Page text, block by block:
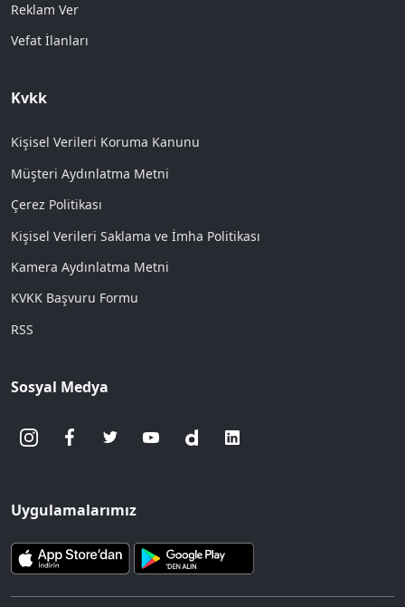
Reklam Ver
Vefat İlanları
Kvkk
Kişisel Verileri Koruma Kanunu
Müşteri Aydınlatma Metni
Çerez Politikası
Kişisel Verileri Saklama ve İmha Politikası
Kamera Aydınlatma Metni
KVKK Başvuru Formu
RSS
Sosyal Medya
Uygulamalarımız